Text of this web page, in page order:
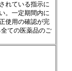
れている指示に
。一定期間内に
使用の確認が完
ての医薬品のご